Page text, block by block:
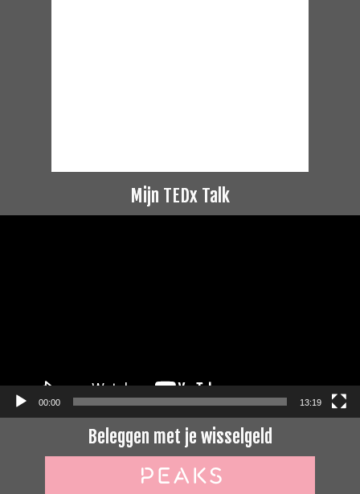
Mijn TEDx Talk
00:00 13:19
Beleggen met je wisselgeld